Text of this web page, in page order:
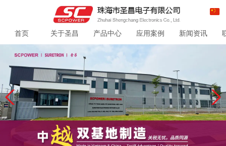
首页 关于圣昌 产品中心 应用案例 新闻资讯